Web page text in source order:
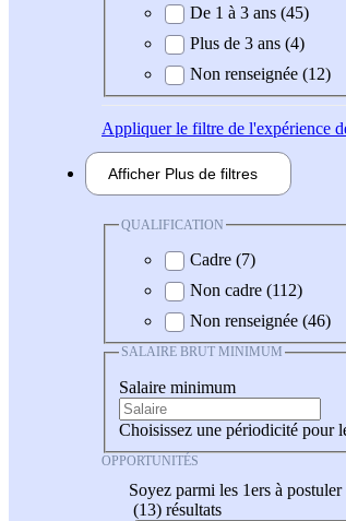
De 1 à 3 ans (45)
Plus de 3 ans (4)
Non renseignée (12)
Appliquerle filtre de l'expérience
Afficher Plus de filtres
QUALIFICATION
Cadre (7)
Non cadre (112)
Non renseignée (46)
SALAIRE BRUT MINIMUM
Salaire minimum
Choisissez une périodicité pour
OPPORTUNITÉS
Soyez parmi les 1ers à postuler
(13) résultats